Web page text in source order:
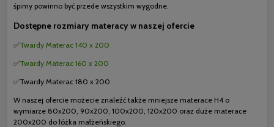
śpimy powinno być przede wszystkim wygodne.
Dostępne rozmiary materacy w naszej ofercie
✅Twardy Materac 140 x 200
✅Twardy Materac 160 x 200
✅Twardy Materac 180 x 200
W naszej ofercie możecie znaleźć także mniejsze materace H4 o
wymiarze 80x200, 90x200, 100x200, 120x200 oraz duże materace
200x200 do łóżka małżeńskiego.